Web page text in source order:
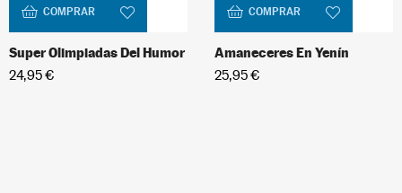
COMPRAR
Super Olimpiadas Del Humor
24,95 €
COMPRAR
Amaneceres En Yenín
25,95 €